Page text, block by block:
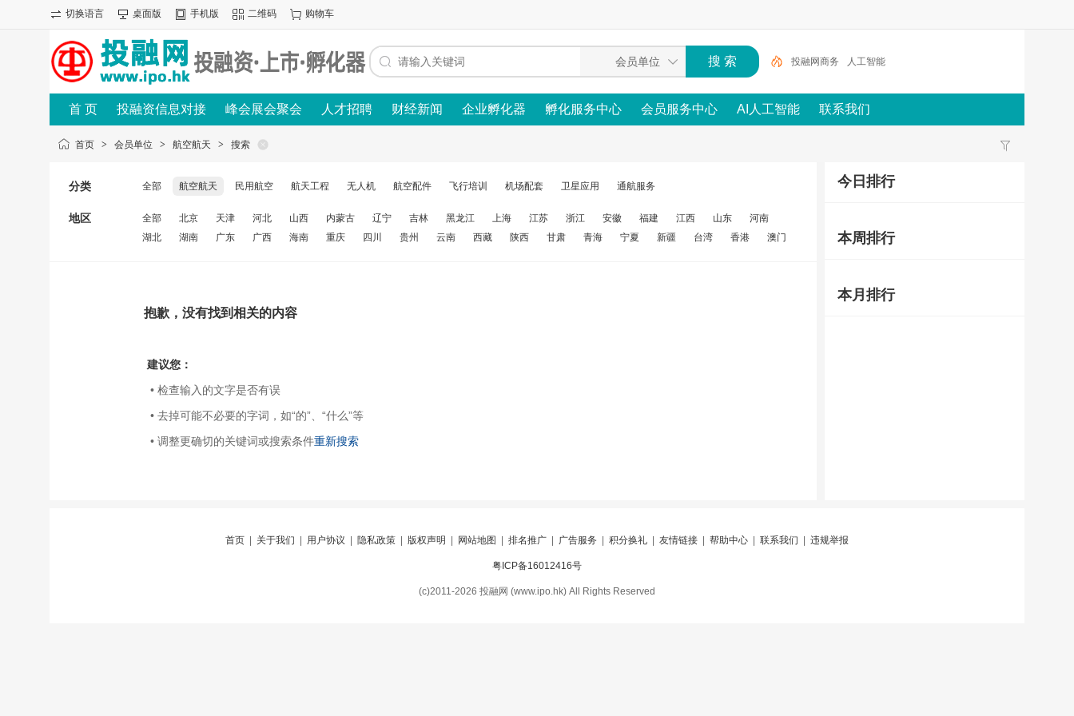
切换语言 桌面版 手机版 二维码 购物车
投融网商务 人工智能
首 页 投融资信息对接 峰会展会聚会 人才招聘 财经新闻 企业孵化器 孵化服务中心 会员服务中心 AI人工智能 联系我们
首页 > 会员单位 > 航空航天 > 搜索
分类 全部 航空航天 民用航空 航天工程 无人机 航空配件 飞行培训 机场配套 卫星应用 通航服务
地区 全部 北京 天津 河北 山西 内蒙古 辽宁 吉林 黑龙江 上海 江苏 浙江 安徽 福建 江西 山东
河南
湖北
湖南 广东 广西 海南 重庆 四川 贵州 云南 西藏 陕西 甘肃 青海 宁夏 新疆 台湾 香港 澳门
抱歉，没有找到相关的内容
建议您：
• 检查输入的文字是否有误
• 去掉可能不必要的字词，如“的”、“什么”等
• 调整更确切的关键词或搜索条件重新搜索
今日排行
本周排行
本月排行
首页 关于我们 用户协议 隐私政策 版权声明 网站地图 排名推广 广告服务 积分换礼 友情链接 帮助中心 联系我们 违规举报
粤ICP备16012416号
(c)2011-2026 投融网 (www.ipo.hk) All Rights Reserved